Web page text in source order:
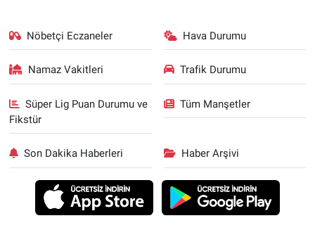
Nöbetçi Eczaneler Hava Durumu
Namaz Vakitleri Trafik Durumu
Süper Lig Puan Durumu ve
Fikstür
Tüm Manşetler
Son Dakika Haberleri Haber Arşivi